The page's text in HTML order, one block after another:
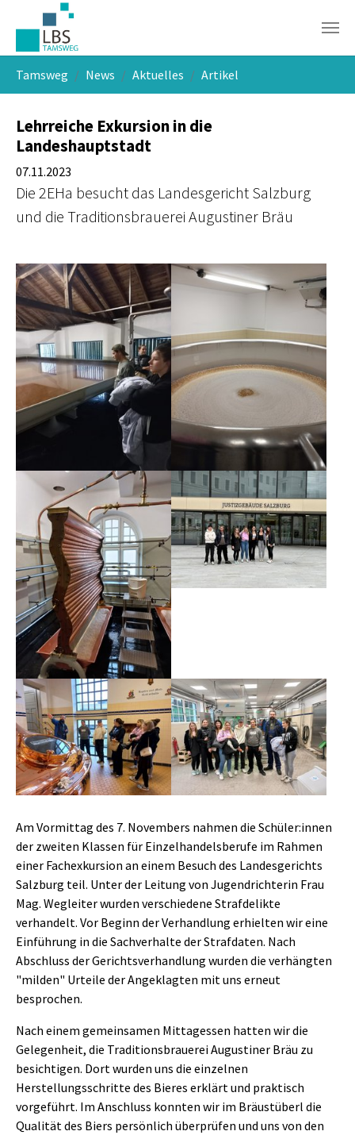
Skip to main navigation
Skip to main content
Skip to page footer
Tamsweg News Aktuelles Artikel
Lehrreiche Exkursion in die
Landeshauptstadt
07.11.2023
Die 2EHa besucht das Landesgericht Salzburg
und die Traditionsbrauerei Augustiner Bräu
Am Vormittag des 7. Novembers nahmen die Schüler:innen
der zweiten Klassen für Einzelhandelsberufe im Rahmen
einer Fachexkursion an einem Besuch des Landesgerichts
Salzburg teil. Unter der Leitung von Jugendrichterin Frau
Mag. Wegleiter wurden verschiedene Strafdelikte
verhandelt. Vor Beginn der Verhandlung erhielten wir eine
Einführung in die Sachverhalte der Strafdaten. Nach
Abschluss der Gerichtsverhandlung wurden die verhängten
"milden" Urteile der Angeklagten mit uns erneut
besprochen.
Nach einem gemeinsamen Mittagessen hatten wir die
Gelegenheit, die Traditionsbrauerei Augustiner Bräu zu
besichtigen. Dort wurden uns die einzelnen
Herstellungsschritte des Bieres erklärt und praktisch
vorgeführt. Im Anschluss konnten wir im Bräustüberl die
Qualität des Biers persönlich überprüfen und uns von den